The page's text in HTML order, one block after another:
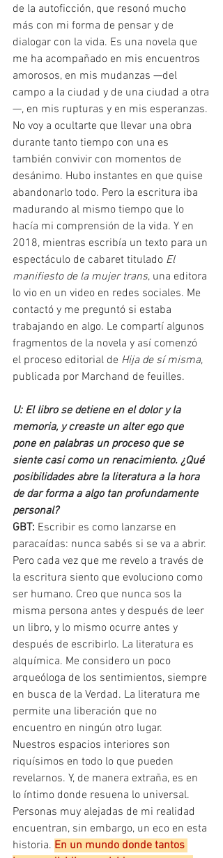
de la autoficción, que resonó mucho
más con mi forma de pensar y de
dialogar con la vida. Es una novela que
me ha acompañado en mis encuentros
amorosos, en mis mudanzas —del
campo a la ciudad y de una ciudad a otra
—, en mis rupturas y en mis esperanzas.
No voy a ocultarte que llevar una obra
durante tanto tiempo con una es
también convivir con momentos de
desánimo. Hubo instantes en que quise
abandonarlo todo. Pero la escritura iba
madurando al mismo tiempo que lo
hacía mi comprensión de la vida. Y en
2018, mientras escribía un texto para un
espectáculo de cabaret titulado El
manifiesto de la mujer trans, una editora
lo vio en un video en redes sociales. Me
contactó y me preguntó si estaba
trabajando en algo. Le compartí algunos
fragmentos de la novela y así comenzó
el proceso editorial de Hija de sí misma,
publicada por Marchand de feuilles.
U: El libro se detiene en el dolor y la
memoria, y creaste un alter ego que
pone en palabras un proceso que se
siente casi como un renacimiento. ¿Qué
posibilidades abre la literatura a la hora
de dar forma a algo tan profundamente
personal?
GBT: Escribir es como lanzarse en
paracaídas: nunca sabés si se va a abrir.
Pero cada vez que me revelo a través de
la escritura siento que evoluciono como
ser humano. Creo que nunca sos la
misma persona antes y después de leer
un libro, y lo mismo ocurre antes y
después de escribirlo. La literatura es
alquímica. Me considero un poco
arqueóloga de los sentimientos, siempre
en busca de la Verdad. La literatura me
permite una liberación que no
encuentro en ningún otro lugar.
Nuestros espacios interiores son
riquísimos en todo lo que pueden
revelarnos. Y, de manera extraña, es en
lo íntimo donde resuena lo universal.
Personas muy alejadas de mi realidad
encuentran, sin embargo, un eco en esta
historia. En un mundo donde tantos